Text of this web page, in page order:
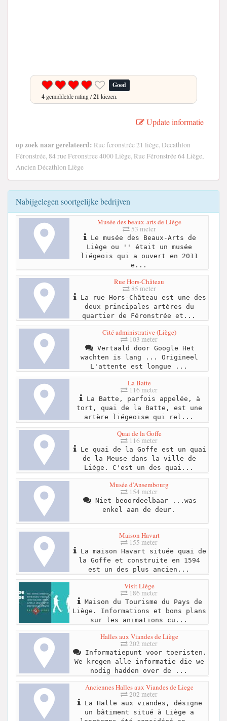
Goed
4 gemiddelde rating /21 kiezen.
Update informatie
op zoek naar gerelateerd: Rue feronstrée 21 liège, Decathlon
Féronstrée, 84 rue Feronstree 4000 Liège, Rue Féronstrée 64 Liège,
Ancien Décathlon Liège
Nabijgelegen soortgelijke bedrijven
Musée des beaux-arts de Liège
53 meter
Le musée des Beaux-Arts de
Liège ou '' était un musée
liégeois qui a ouvert en 2011
e...
Rue Hors-Château
85 meter
La rue Hors-Château est une des
deux principales artères du
quartier de Féronstrée et...
Cité administrative (Liège)
103 meter
Vertaald door Google Het
wachten is lang ... Origineel
L'attente est longue ...
La Batte
116 meter
La Batte, parfois appelée, à
tort, quai de la Batte, est une
artère liégeoise qui rel...
Quai de la Goffe
116 meter
Le quai de la Goffe est un quai
de la Meuse dans la ville de
Liège. C'est un des quai...
Musée d'Ansembourg
154 meter
Niet beoordeelbaar ...was
enkel aan de deur.
Maison Havart
155 meter
La maison Havart située quai de
la Goffe et construite en 1594
est un des plus ancien...
Visit Liège
186 meter
Maison du Tourisme du Pays de
Liège. Informations et bons plans
sur les animations cu...
Halles aux Viandes de Liège
202 meter
Informatiepunt voor toeristen.
We kregen alle informatie die we
nodig hadden over de ...
Anciennes Halles aux Viandes de Liege
202 meter
La Halle aux viandes, désigne
un bâtiment situé à Liège a